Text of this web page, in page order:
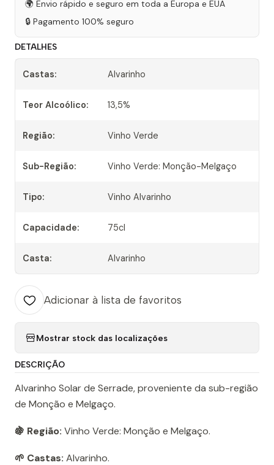
🌍 Envio rápido e seguro em toda a Europa e EUA
🔒 Pagamento 100% seguro
DETALHES
Castas: Alvarinho
Teor Alcoólico: 13,5%
Região: Vinho Verde
Sub-Região: Vinho Verde: Monção-Melgaço
Tipo: Vinho Alvarinho
Capacidade: 75cl
Casta: Alvarinho
Adicionar à lista de favoritos
Mostrar stock das localizações
DESCRIÇÃO
Alvarinho Solar de Serrade, proveniente da sub-região
de Monção e Melgaço.
🍇 Região: Vinho Verde: Monção e Melgaço.
🌱 Castas: Alvarinho.